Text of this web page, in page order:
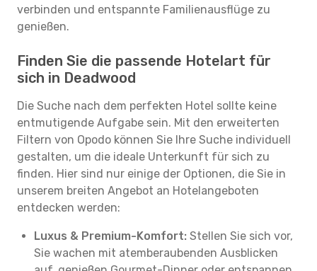
verbinden und entspannte Familienausflüge zu
genießen.
Finden Sie die passende Hotelart für
sich in Deadwood
Die Suche nach dem perfekten Hotel sollte keine
entmutigende Aufgabe sein. Mit den erweiterten
Filtern von Opodo können Sie Ihre Suche individuell
gestalten, um die ideale Unterkunft für sich zu
finden. Hier sind nur einige der Optionen, die Sie in
unserem breiten Angebot an Hotelangeboten
entdecken werden:
Luxus & Premium-Komfort: Stellen Sie sich vor,
Sie wachen mit atemberaubenden Ausblicken